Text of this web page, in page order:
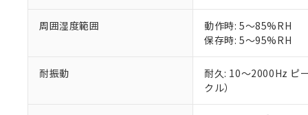
周囲湿度範囲
動作時: 5～85%RH
保存時: 5～95%RH
耐振動 耐久: 10～2000Hz ピ
クル）
EU RoHS指令（10
51物質の非含有証
※本証明書は発行
混在することから
既に当社にて対応
り割愛しておりま